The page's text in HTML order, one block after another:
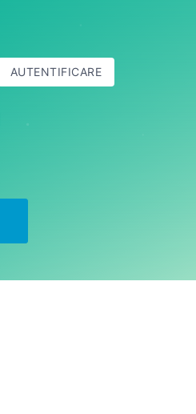
AUTENTIFICARE